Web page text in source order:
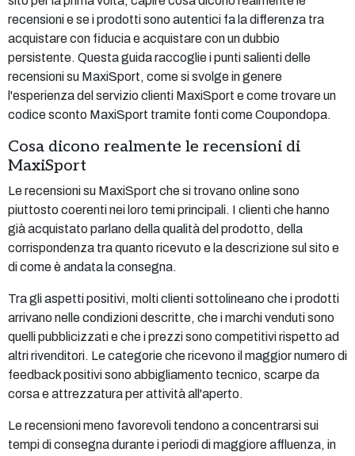
recensioni e se i prodotti sono autentici fa la differenza tra
acquistare con fiducia e acquistare con un dubbio
persistente. Questa guida raccoglie i punti salienti delle
recensioni su MaxiSport, come si svolge in genere
l'esperienza del servizio clienti MaxiSport e come trovare un
codice sconto MaxiSport tramite fonti come Coupondopa.
Cosa dicono realmente le recensioni di
MaxiSport
Le recensioni su MaxiSport che si trovano online sono
piuttosto coerenti nei loro temi principali. I clienti che hanno
già acquistato parlano della qualità del prodotto, della
corrispondenza tra quanto ricevuto e la descrizione sul sito e
di come è andata la consegna.
Tra gli aspetti positivi, molti clienti sottolineano che i prodotti
arrivano nelle condizioni descritte, che i marchi venduti sono
quelli pubblicizzati e che i prezzi sono competitivi rispetto ad
altri rivenditori. Le categorie che ricevono il maggior numero di
feedback positivi sono abbigliamento tecnico, scarpe da
corsa e attrezzatura per attività all'aperto.
Le recensioni meno favorevoli tendono a concentrarsi sui
tempi di consegna durante i periodi di maggiore affluenza, in